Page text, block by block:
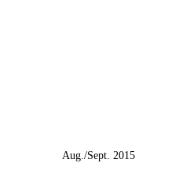
Aug./Sept. 2015